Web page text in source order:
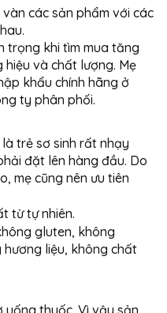
các sản phẩm với các
trọng khi tìm mua tăng
và chất lượng. Mẹ
khẩu chính hãng ở
ty phân phối.
trẻ sơ sinh rất nhạy
đặt lên hàng đầu. Do
mẹ cũng nên ưu tiên
từ tự nhiên.
gluten, không
liệu, không chất